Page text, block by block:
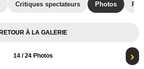
Critiques spectateurs Photos
RETOUR À LA GALERIE
14 / 24 Photos